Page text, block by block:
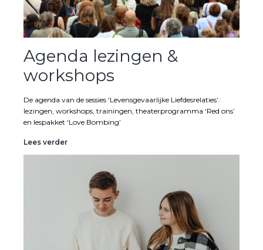
Agenda lezingen &
workshops
De agenda van de sessies ‘Levensgevaarlijke Liefdesrelaties’:
lezingen, workshops, trainingen, theaterprogramma ‘Red ons’
en lespakket ‘Love Bombing’
Lees verderAgenda
workshops